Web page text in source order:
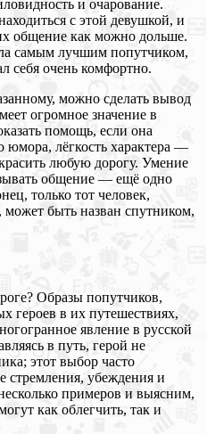
и очарование.
с этой девушкой, и
общение как можно дольше.
самым лучшим попутчиком,
себя очень комфортно.
можно сделать вывод
огромное значение в
помощь, если она
юмора, лёгкость характера —
любую дорогу. Умение
общение — ещё одно
только тот человек,
быть назван спутником,
Образы попутчиков,
героев в их путешествиях,
явление в русской
в путь, герой не
этот выбор часто
стремления, убеждения и
примеров и выясним,
как облегчить, так и